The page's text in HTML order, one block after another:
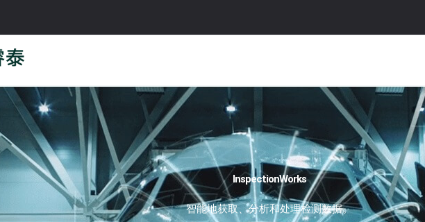
InspectionWorks
智能地获取、分析和处理检测数据。